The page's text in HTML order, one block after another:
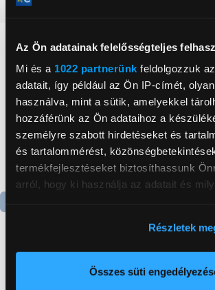
Az Ön adatainak felelősségteljes
Mi és a 1022 partnerünk feldolgozzuk
adatait, így például az Ön IP-címét,
használva, mint a sütik, amelyekkel
hozzáférünk az Ön adataihoz a
személyre szabott hirdetéseket és
és tartalommérést,
termékfejlesztéseket biztosíthassunk
arról, hogy ki használja az adatait és
elhelyezkedéséről pár méteres
Az Ön készülékén beazonosítása
Részletek
Összes süti
Részletes ismertető
Neked ajánljuk
Gorenje NRS8182KX Side
Gorenje